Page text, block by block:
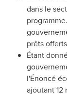
dans le
prêts
Étant
l'Énoncé
ajoutant 12